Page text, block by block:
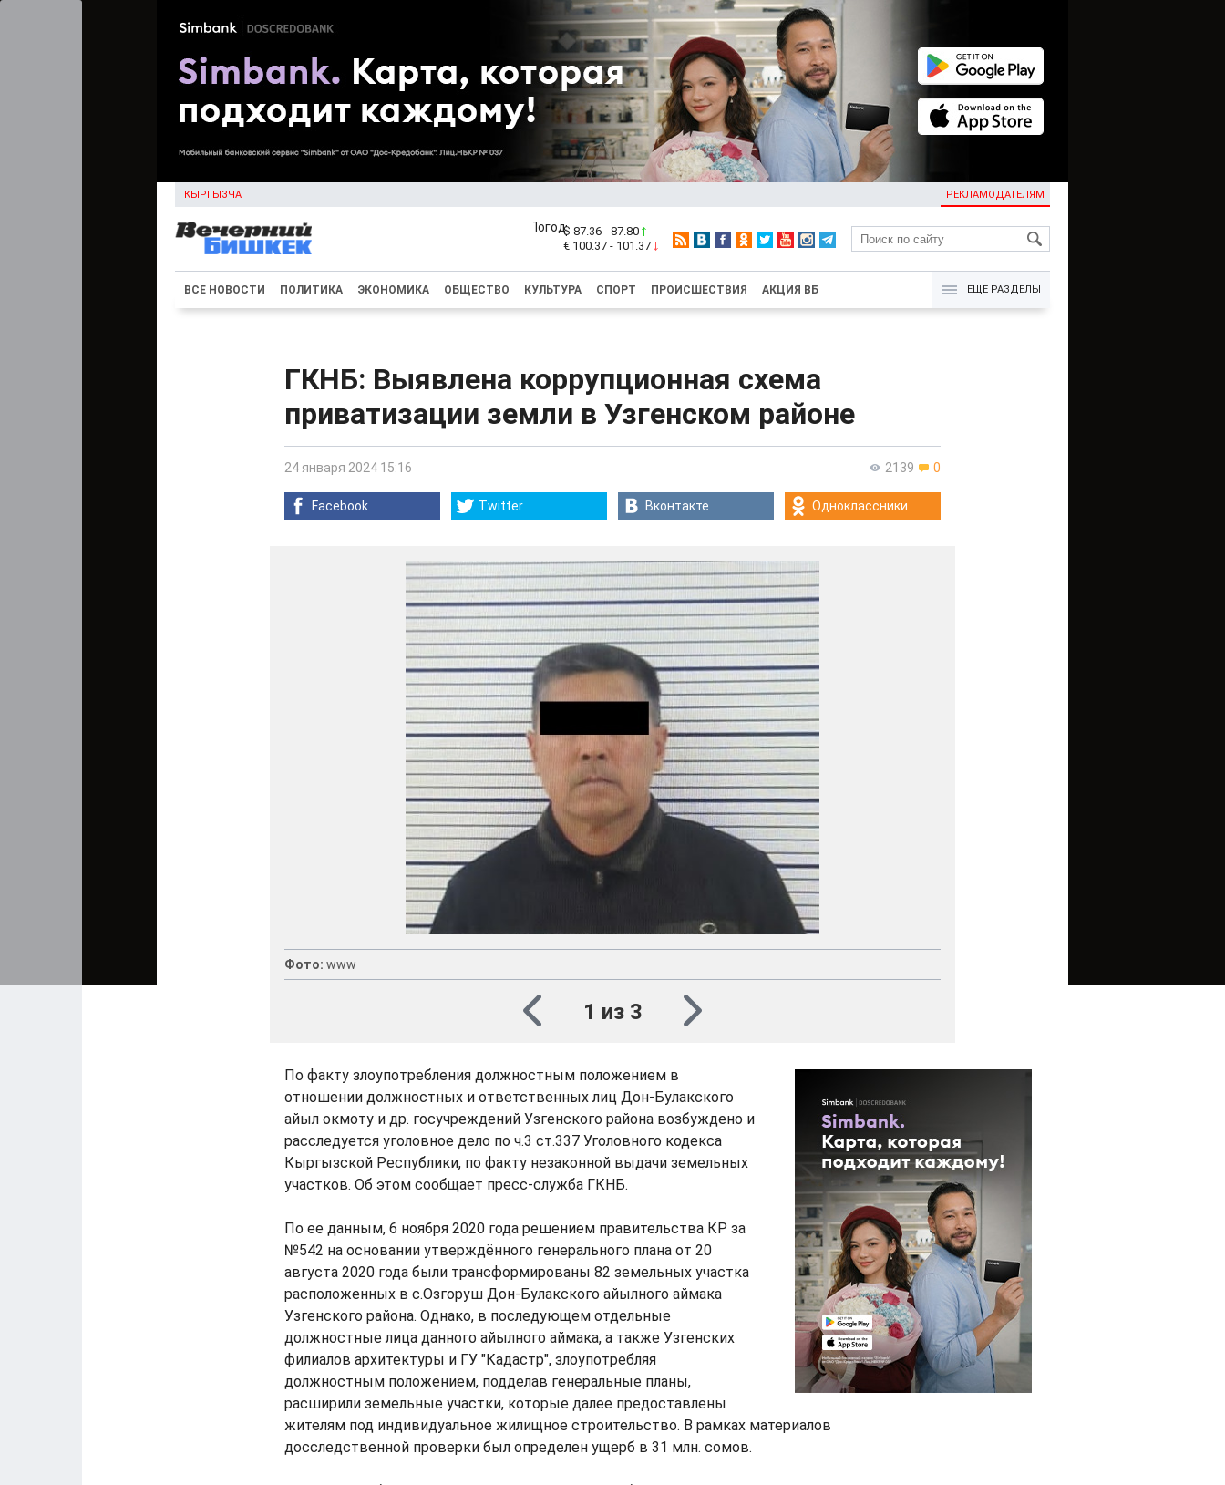
КЫРГЫЗЧА РЕКЛАМОДАТЕЛЯМ
KG
$ 87.36 - 87.80
€ 100.37 - 101.37
ВСЕ НОВОСТИ ПОЛИТИКА ЭКОНОМИКА ОБЩЕСТВО КУЛЬТУРА СПОРТ ПРОИСШЕСТВИЯ АКЦИЯ ВБ ЕЩЁ РАЗДЕЛЫ
ГКНБ: Выявлена коррупционная схема
приватизации земли в Узгенском районе
2139 0
24 января 2024 15:16
Facebook Twitter Вконтакте Одноклассники
Фото: www
1 из 3
По факту злоупотребления должностным положением в
отношении должностных и ответственных лиц Дон-Булакского
айыл окмоту и др. госучреждений Узгенского района возбуждено и
расследуется уголовное дело по ч.3 ст.337 Уголовного кодекса
Кыргызской Республики, по факту незаконной выдачи земельных
участков. Об этом сообщает пресс-служба ГКНБ.
По ее данным, 6 ноября 2020 года решением правительства КР за
№542 на основании утверждённого генерального плана от 20
августа 2020 года были трансформированы 82 земельных участка
расположенных в с.Озгоруш Дон-Булакского айылного аймака
Узгенского района. Однако, в последующем отдельные
должностные лица данного айылного аймака, а также Узгенских
филиалов архитектуры и ГУ "Кадастр", злоупотребляя
должностным положением, подделав генеральные планы,
расширили земельные участки, которые далее предоставлены
жителям под индивидуальное жилищное строительство. В рамках материалов
досследственной проверки был определен ущерб в 31 млн. сомов.